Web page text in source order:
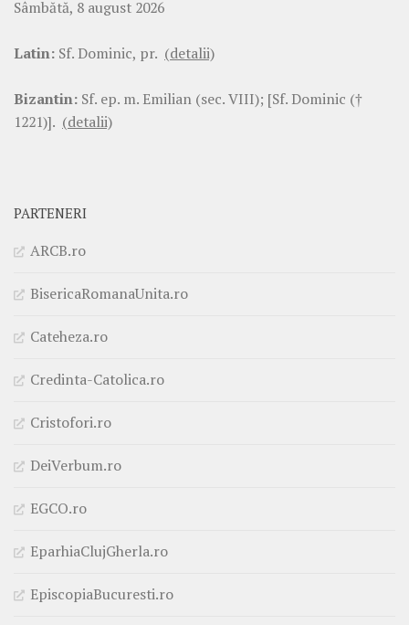
Sâmbătă, 8 august 2026
Latin: Sf. Dominic, pr. (detalii)
Bizantin: Sf. ep. m. Emilian (sec. VIII); [Sf. Dominic (†
1221)]. (detalii)
PARTENERI
ARCB.ro
BisericaRomanaUnita.ro
Cateheza.ro
Credinta-Catolica.ro
Cristofori.ro
DeiVerbum.ro
EGCO.ro
EparhiaClujGherla.ro
EpiscopiaBucuresti.ro